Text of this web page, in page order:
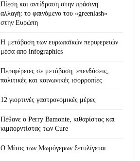
Πίεση και αντίδραση στην πράσινη
αλλαγή: το φαινόμενο του «greenlash»
στην Ευρώπη
Η μετάβαση των ευρωπαϊκών περιφερειών
μέσα από infographics
Περιφέρειες σε μετάβαση: επενδύσεις,
πολιτικές και κοινωνικές ισορροπίες
12 γιορτινές γαστρονομικές μέρες
Πέθανε ο Perry Bamonte, κιθαρίστας και
κιμπορντίστας των Cure
O Μίτος των Μωμόγερων ξετυλίγεται